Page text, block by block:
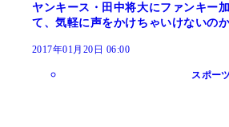
ヤンキース・田中将大にファンキー
て、気軽に声をかけちゃいけないの
2017年01月20日 06:00
スポー